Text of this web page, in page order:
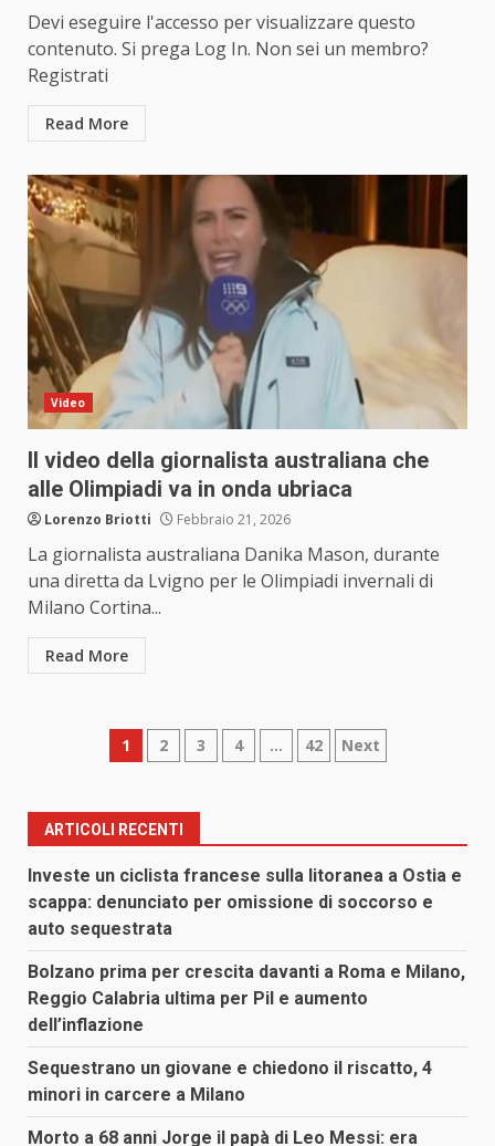
Devi eseguire l'accesso per visualizzare questo
contenuto. Si prega Log In. Non sei un membro?
Registrati
Read More
Video
Il video della giornalista australiana che
alle Olimpiadi va in onda ubriaca
Lorenzo Briotti Febbraio 21, 2026
La giornalista australiana Danika Mason, durante
una diretta da Lvigno per le Olimpiadi invernali di
Milano Cortina...
Read More
Paginazione
articoli
1 2 3 4 … 42 Next
ARTICOLI RECENTI
Investe un ciclista francese sulla litoranea a Ostia e
scappa: denunciato per omissione di soccorso e
auto sequestrata
Bolzano prima per crescita davanti a Roma e Milano,
Reggio Calabria ultima per Pil e aumento
dell’inflazione
Sequestrano un giovane e chiedono il riscatto, 4
minori in carcere a Milano
Morto a 68 anni Jorge il papà di Leo Messi: era